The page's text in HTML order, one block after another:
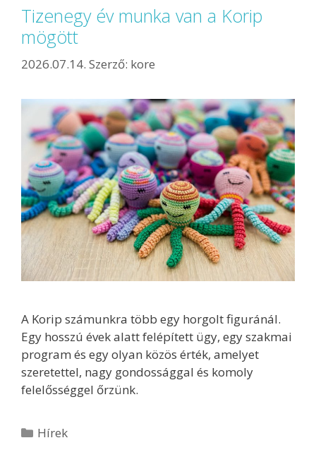
Tizenegy év munka van a Korip
mögött
2026.07.14. Szerző: kore
A Korip számunkra több egy horgolt figuránál.
Egy hosszú évek alatt felépített ügy, egy szakmai
program és egy olyan közös érték, amelyet
szeretettel, nagy gondossággal és komoly
felelősséggel őrzünk.
Hírek